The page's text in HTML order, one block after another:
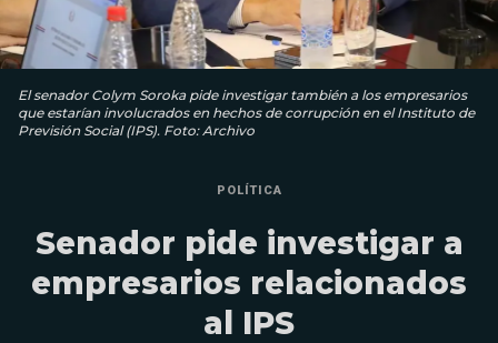
El senador Colym Soroka pide investigar también a los empresarios
que estarían involucrados en hechos de corrupción en el Instituto de
Previsión Social (IPS). Foto: Archivo
POLÍTICA
Senador pide investigar a
empresarios relacionados
al IPS